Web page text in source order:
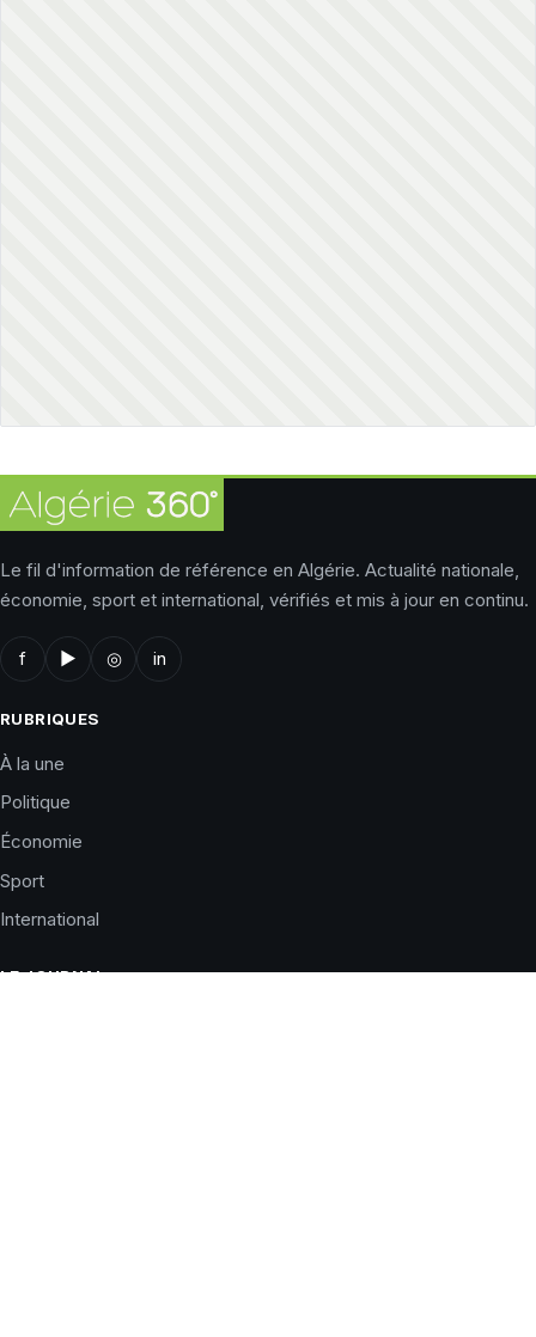
Le fil d'information de référence en Algérie. Actualité nationale,
économie, sport et international, vérifiés et mis à jour en continu.
f ▶ ◎ in
RUBRIQUES
À la une
Politique
Économie
Sport
International
LE JOURNAL